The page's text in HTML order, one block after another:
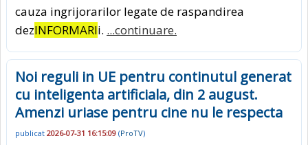
cauza ingrijorarilor legate de raspandirea
dezINFORMARIi. ...continuare.
Noi reguli in UE pentru continutul generat
cu inteligenta artificiala, din 2 august.
Amenzi uriase pentru cine nu le respecta
publicat 2026-07-31 16:15:09 (ProTV)